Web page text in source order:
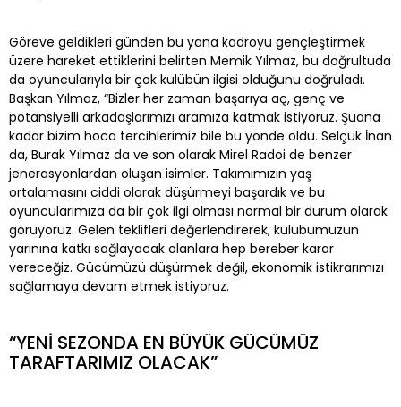
Göreve geldikleri günden bu yana kadroyu gençleştirmek
üzere hareket ettiklerini belirten Memik Yılmaz, bu doğrultuda
da oyuncularıyla bir çok kulübün ilgisi olduğunu doğruladı.
Başkan Yılmaz, “Bizler her zaman başarıya aç, genç ve
potansiyelli arkadaşlarımızı aramıza katmak istiyoruz. Şuana
kadar bizim hoca tercihlerimiz bile bu yönde oldu. Selçuk İnan
da, Burak Yılmaz da ve son olarak Mirel Radoi de benzer
jenerasyonlardan oluşan isimler. Takımımızın yaş
ortalamasını ciddi olarak düşürmeyi başardık ve bu
oyuncularımıza da bir çok ilgi olması normal bir durum olarak
görüyoruz. Gelen teklifleri değerlendirerek, kulübümüzün
yarınına katkı sağlayacak olanlara hep bereber karar
vereceğiz. Gücümüzü düşürmek değil, ekonomik istikrarımızı
sağlamaya devam etmek istiyoruz.
“YENİ SEZONDA EN BÜYÜK GÜCÜMÜZ
TARAFTARIMIZ OLACAK”